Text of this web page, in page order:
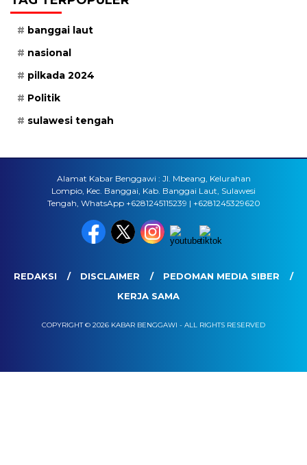
banggai laut
nasional
pilkada 2024
Politik
sulawesi tengah
Alamat Kabar Benggawi : Jl. Mbeang, Kelurahan
Lompio, Kec. Banggai, Kab. Banggai Laut, Sulawesi
Tengah, WhatsApp +6281245115239 | +6281245329620
REDAKSI DISCLAIMER
PEDOMAN MEDIA SIBER
KERJA SAMA
COPYRIGHT © 2026 KABAR BENGGAWI - ALL RIGHTS RESERVED